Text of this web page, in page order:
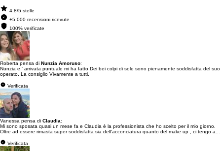
4.8/5 stelle
+5.000 recensioni ricevute
100% verificate
Roberta pensa di Nunzia Amoruso:
Nunzia e ' arrivata puntuale mi ha fatto Dei bei colpi di sole sono pienamente soddisfatta del suo
operato. La consiglio Vivamente a tutti.
Verificata
Vanessa pensa di Claudia:
Mi sono sposata quasi un mese fa e Claudia é la professionista che ho scelto per il mio giorno.
Oltre ad essere rimasta super soddisfatta sia dell'acconciatura quanto del make up , ci tengo a...
Verificata